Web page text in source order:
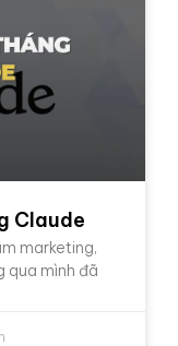
Claude
marketing,
qua mình đã